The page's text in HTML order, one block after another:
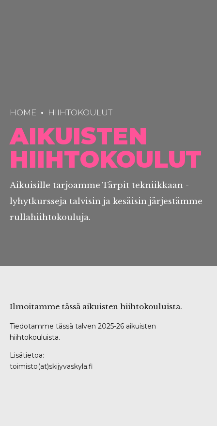
HOME HIIHTOKOULUT
AIKUISTEN
HIIHTOKOULUT
Aikuisille tarjoamme Tärpit tekniikkaan -
lyhytkursseja talvisin ja kesäisin järjestämme
rullahiihtokouluja.
Ilmoitamme tässä aikuisten hiihtokouluista.
Tiedotamme tässä talven 2025-26 aikuisten
hiihtokouluista.
Lisätietoa:
toimisto(at)skijyvaskyla.fi